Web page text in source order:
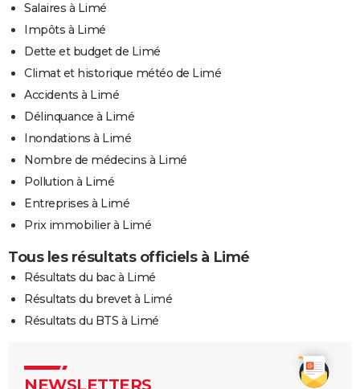
Salaires à Limé
Impôts à Limé
Dette et budget de Limé
Climat et historique météo de Limé
Accidents à Limé
Délinquance à Limé
Inondations à Limé
Nombre de médecins à Limé
Pollution à Limé
Entreprises à Limé
Prix immobilier à Limé
Tous les résultats officiels à Limé
Résultats du bac à Limé
Résultats du brevet à Limé
Résultats du BTS à Limé